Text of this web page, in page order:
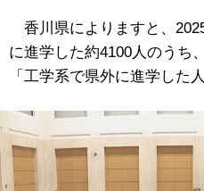
香川県によりますと、
に進学した約4100人のうち
「工学系で県外に進学した